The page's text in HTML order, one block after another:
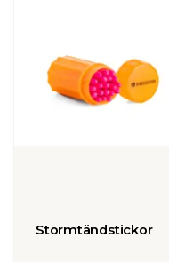
Stormtändstickor